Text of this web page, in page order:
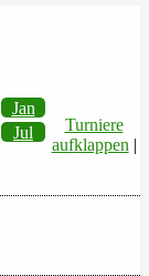
Jan
Jul
Turniere
aufklappen |